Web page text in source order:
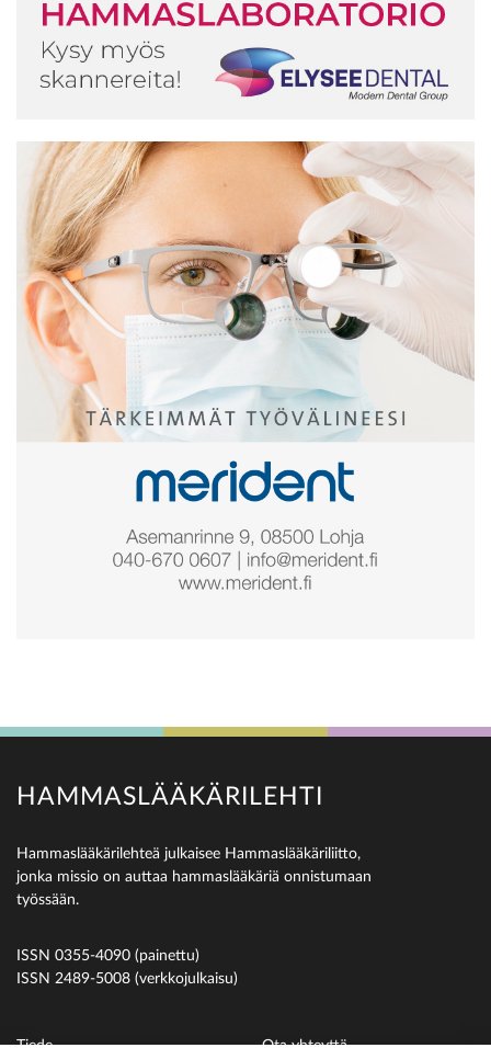
HAMMASLÄÄKÄRILEHTI
Hammaslääkärilehteä julkaisee Hammaslääkäriliitto,
jonka missio on auttaa hammaslääkäriä onnistumaan
työssään.
ISSN 0355-4090 (painettu)
ISSN 2489-5008 (verkkojulkaisu)